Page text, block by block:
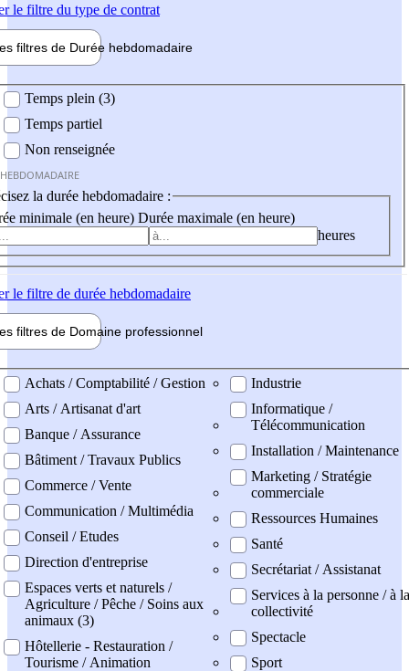
le filtre du type de contrat
filtres de Durée hebdomadaire
Temps plein (3)
Temps partiel
Non renseignée
la durée hebdomadaire :
minimale (en heure) Durée maximale (en heure)
heures
le filtre de durée hebdomadaire
filtres de Domaine professionnel
professionel
Achats / Comptabilité / Gestion
Arts / Artisanat d'art
Banque / Assurance
Bâtiment / Travaux Publics
Commerce / Vente
Communication / Multimédia
Conseil / Etudes
Direction d'entreprise
Espaces verts et naturels /
Agriculture / Pêche / Soins aux
animaux (3)
Hôtellerie - Restauration /
Tourisme / Animation
Industrie
Informatique /
Télécommunication
Installation / Maintenance
Marketing / Stratégie
commerciale
Ressources Humaines
Santé
Secrétariat / Assistanat
Services à la personne / à la
collectivité
Spectacle
Sport